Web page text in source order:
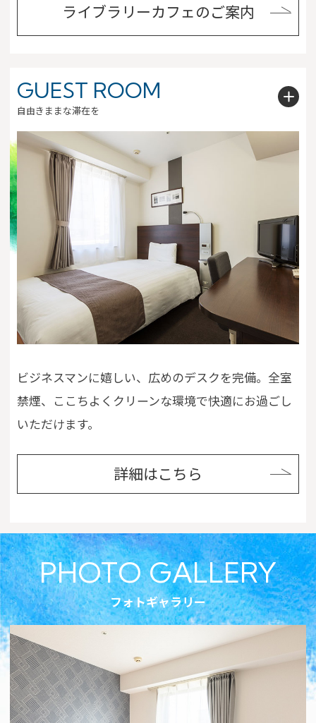
※You will be redirected to Choice Hotel International official
clicking each hotel name.
Rates and the membership program differ from Japanese website.
Global Site
You can see the FAQ as follows.
FAQs
ライブラリーカフェのご案内
GUEST ROOM
自由きままな滞在を
ビジネスマンに嬉しい、広めのデスクを完備。全室
禁煙、ここちよくクリーンな環境で快適にお過ごし
いただけます。
詳細はこちら
PHOTO GALLERY
フォトギャラリー